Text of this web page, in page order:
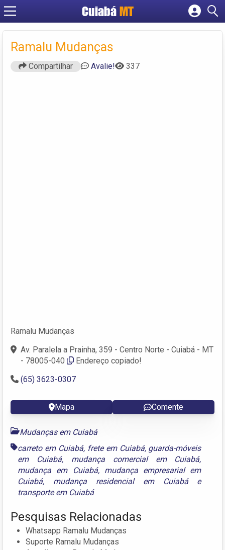
Cuiabá MT
Cadastrar empresa
Criar conta
Ramalu Mudanças
Compartilhar Avalie! 337
Ramalu Mudanças
Av. Paralela a Prainha, 359 - Centro Norte - Cuiabá - MT
- 78005-040
Endereço copiado!
(65) 3623-0307
Mapa Comente
Mudanças em Cuiabá
carreto em Cuiabá, frete em Cuiabá, guarda-móveis
em Cuiabá, mudança comercial em Cuiabá,
mudança em Cuiabá, mudança empresarial em
Cuiabá, mudança residencial em Cuiabáe
transporte em Cuiabá
Pesquisas Relacionadas
Whatsapp Ramalu Mudanças
Suporte Ramalu Mudanças